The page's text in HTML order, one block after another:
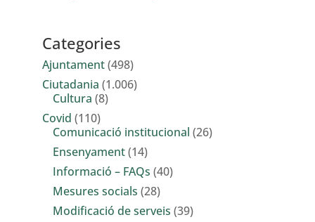
Categories
Ajuntament(498)
Ciutadania (1.006)
Cultura (8)
Covid (110)
Comunicació institucional (26)
Ensenyament(14)
Informació – FAQs (40)
Mesures socials (28)
Modificació de serveis (39)